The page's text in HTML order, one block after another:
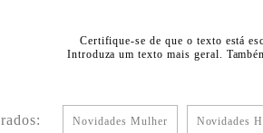
Certifique-se de que o texto está
Introduza um texto mais geral.
Novidades Mulher Novidades